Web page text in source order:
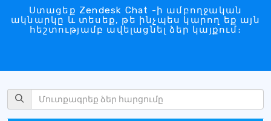
Ստացեք Zendesk Chat -ի ամբողջական
ակնարկը և տեսեք, թե ինչպես կարող եք այն
հեշտությամբ ավելացնել ձեր կայքում։